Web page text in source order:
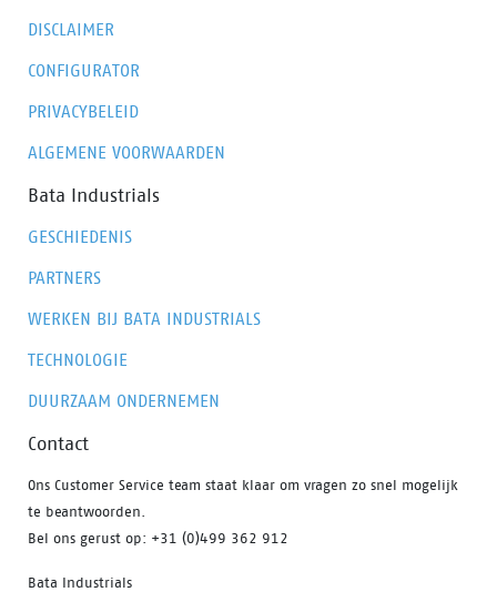
DISCLAIMER
CONFIGURATOR
PRIVACYBELEID
ALGEMENE VOORWAARDEN
Bata Industrials
GESCHIEDENIS
PARTNERS
WERKEN BIJ BATA INDUSTRIALS
TECHNOLOGIE
DUURZAAM ONDERNEMEN
Contact
Ons Customer Service team staat klaar om vragen zo snel mogelijk
te beantwoorden.
Bel ons gerust op: +31 (0)499 362 912
Bata Industrials